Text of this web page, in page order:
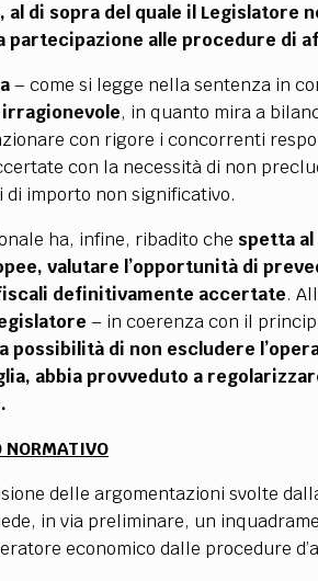
al di sopra del quale il Legislatore
partecipazione alle procedure di
– come si legge nella sentenza in
, in quanto mira a
con rigore i concorrenti
con la necessità di non
importo non significativo.
ha, infine, ribadito che spetta
valutare l’opportunità di
definitivamente accertate.
– in coerenza con il
la possibilità di non escludere
abbia provveduto a
NORMATIVO
delle argomentazioni svolte
in via preliminare, un
economico dalle procedure